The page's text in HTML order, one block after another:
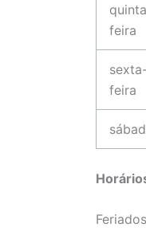
feira
sexta-
feira